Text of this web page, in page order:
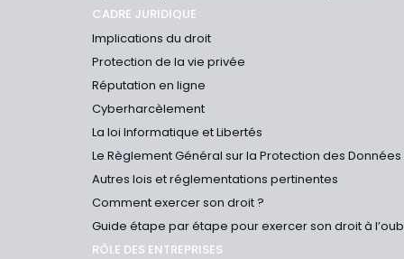
CADRE JURIDIQUE
Implications du droit
Protection de la vie privée
Réputation en ligne
Cyberharcèlement
La loi Informatique et Libertés
Le Règlement Général sur la Protection des Données
Autres lois et réglementations pertinentes
Comment exercer son droit ?
Guide étape par étape pour exercer son droit à
RÔLE DES ENTREPRISES